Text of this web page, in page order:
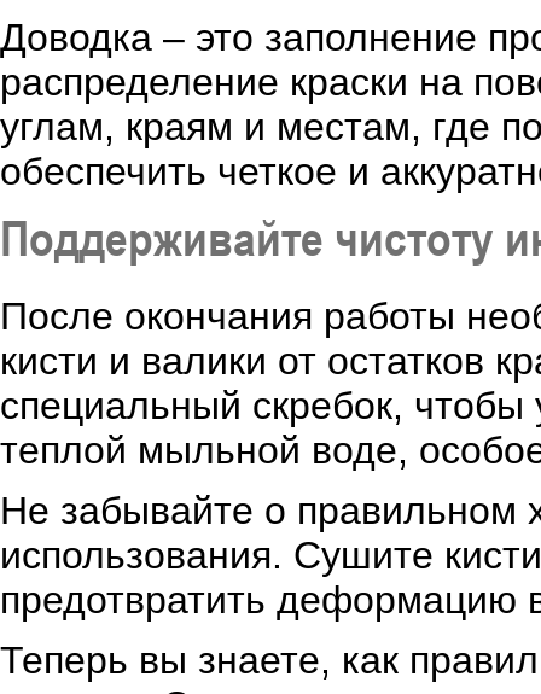
Доводка – это заполнение
распределение краски на
углам, краям и местам, где
обеспечить четкое и
Поддерживайте чистоту
После окончания работы
кисти и валики от остатков
специальный скребок, чтобы
теплой мыльной воде,
Не забывайте о правильном
использования. Сушите
предотвратить деформацию
Теперь вы знаете, как